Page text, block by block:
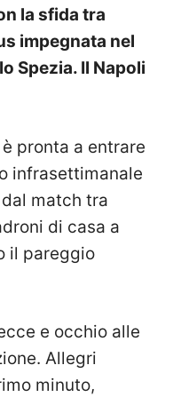
la sfida tra
impegnata nel
Spezia. Il Napoli
è pronta a entrare
infrasettimanale
match tra
di casa a
il pareggio
e occhio alle
Allegri
minuto,